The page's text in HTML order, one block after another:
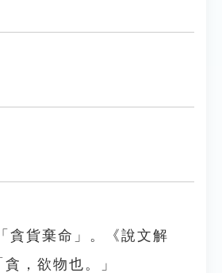
貪貨棄命」。《說文解
，欲物也。」